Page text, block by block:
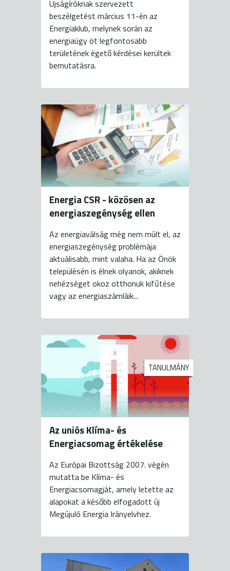
Újságíróknak szervezett
beszélgetést március 11-én az
Energiaklub, melynek során az
energiaügy öt legfontosabb
területének égető kérdései kerültek
bemutatásra.
Energia CSR - közösen az
energiaszegénység ellen
Az energiaválság még nem múlt el, az
energiaszegénység problémája
aktuálisabb, mint valaha. Ha az Önök
településén is élnek olyanok, akiknek
nehézséget okoz otthonuk kifűtése
vagy az energiaszámláik...
TANULMÁNY
Az uniós Klíma- és
Energiacsomag értékelése
Az Európai Bizottság 2007. végén
mutatta be Klíma- és
Energiacsomagját, amely letette az
alapokat a később elfogadott új
Megújuló Energia Irányelvhez.